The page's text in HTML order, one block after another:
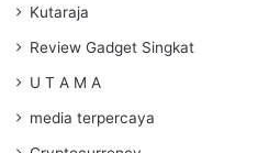
Kutaraja
Review Gadget Singkat
U T A M A
media terpercaya